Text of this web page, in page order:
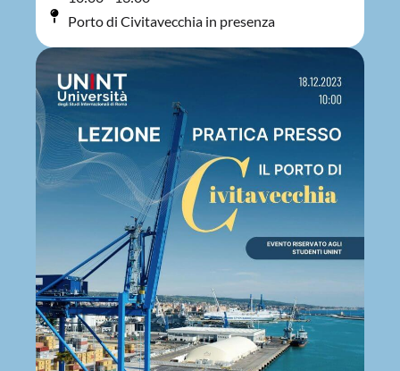
Porto di Civitavecchia in presenza